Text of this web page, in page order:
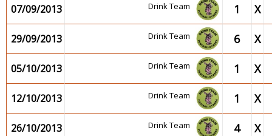
07/09/2013 Drink Team 1 X
29/09/2013 Drink Team 6 X
05/10/2013 Drink Team 1 X
12/10/2013 Drink Team 1 X
26/10/2013 Drink Team 4 X